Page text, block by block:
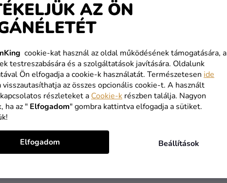
AZ ÖN
cookie-kat használ az oldal működésének támogatására, a
testreszabására és a szolgáltatások javítására. Oldalunk
Ön elfogadja a cookie-k használatát. Természetesen ide
az összes opcionális cookie-t. A használt
részleteket a Cookie-k részben találja. Nagyon
ha az " Elfogadom" gombra kattintva elfogadja a sütiket.
Beállítások
Elfogadom
VÁSÁRLÁS FOLYTATÁSA
INGYENES
SZÁLLÍTÁS
1 NAPOS